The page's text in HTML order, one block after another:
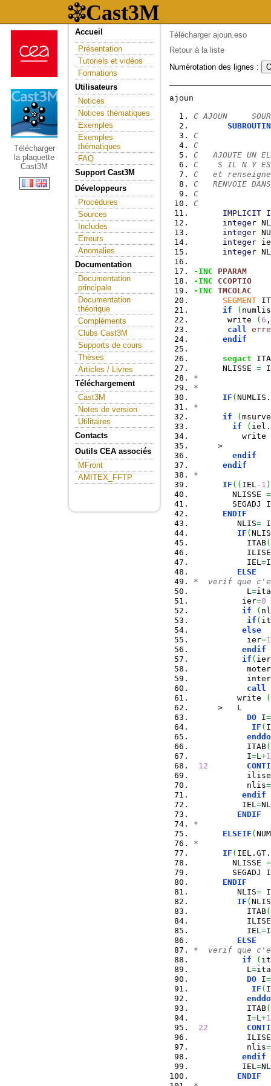
Télécharger
la plaquette
Cast3M
Accueil
Présentation
Tutoriels et vidéos
Formations
Utilisateurs
Notices
Notices thématiques
Exemples
Exemples
thématiques
FAQ
Support Cast3M
Développeurs
Procédures
Sources
Includes
Erreurs
Anomalies
Documentation
Documentation
principale
Documentation
théorique
Compléments
Clubs Cast3M
Supports de cours
Thèses
Articles / Livres
Téléchargement
Cast3M
Notes de version
Utilitaires
Contacts
Outils CEA associés
MFront
AMITEX_FFTP
Télécharger ajoun.eso
Retour à la liste
Numérotation des lignes :
C AJOUN
C
C
C   AJOUTE UN
C    S IL N Y
C   et
C   RENVOIE
C
C
IMPLICIT
integer
integer
integer
integer
-INC
PPARAM
-INC
CCOPTIO
-INC TMCOLAC
SEGMENT
if
(
       write
( 6 ,
call
endif
segact
      NLISSE
=
*
*
IF (NUMLIS.
*
if
(
if
( iel.
          write
endif
endif
*
IF ( ( IEL - 1 )
        NLISSE
=
SEGADJ
ENDIF
         NLIS
=
IF (
           ITAB
(
           IEL
=
ELSE
*  verif que
           L
=
          ier
=0
if
(
if (
else
           ier
=1
endif
if (
call
         write
(
     >   L
DO I=
IF (
enddo
           ITAB
(
           I
=L +1
12
           nlis
=
endif
          IEL
=
ENDIF
*
ELSEIF (
*
IF ( IEL. GT .
        NLISSE
=
SEGADJ
ENDIF
         NLIS
=
IF (
           ITAB
(
           IEL
=
ELSE
*  verif que
if
(
           L
=
DO I=
IF (
enddo
           ITAB
(
           I
=L +1
22
           nlis
=
endif
          IEL
=
ENDIF